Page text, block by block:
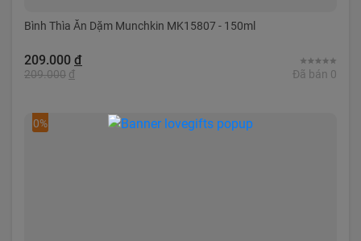
Bình Thìa Ăn Dặm Munchkin MK15807 - 150ml
209.000 đ
209.000 đ Đã bán 0
0%